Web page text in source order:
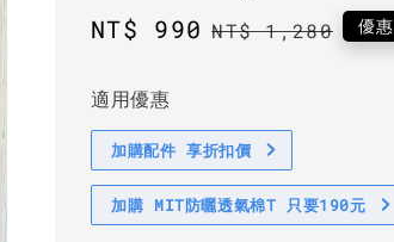
Sale
NT$ 990 Regular
NT$ 1,280 優惠
適用優惠
加購配件 享折扣價
加購 MIT防曬透氣棉T 只要190元